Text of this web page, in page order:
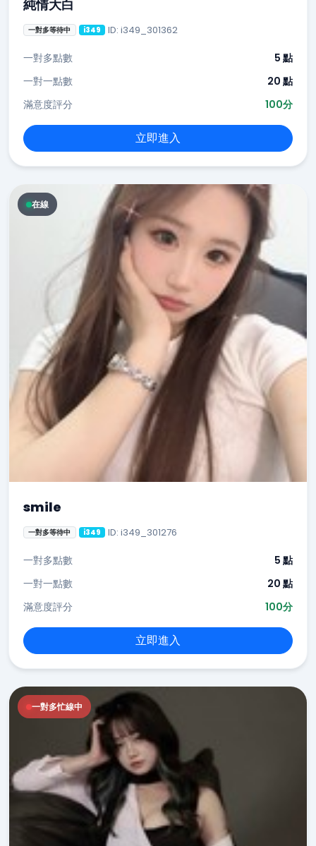
純情大白
一對多等待中 i349 ID: i349_301362
一對多點數
5 點
一對一點數
20 點
滿意度評分
100分
立即進入
在線
smile
一對多等待中 i349 ID: i349_301276
一對多點數
5 點
一對一點數
20 點
滿意度評分
100分
立即進入
一對多忙線中